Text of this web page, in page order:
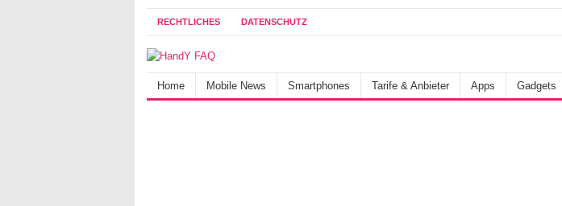
RECHTLICHES DATENSCHUTZ
Home Mobile News Smartphones Tarife & Anbieter Apps Gadgets